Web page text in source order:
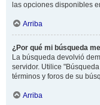
las opciones disponibles
Arriba
¿Por qué mi búsqueda
La búsqueda devolvió
servidor. Utilice
términos y foros de su
Arriba